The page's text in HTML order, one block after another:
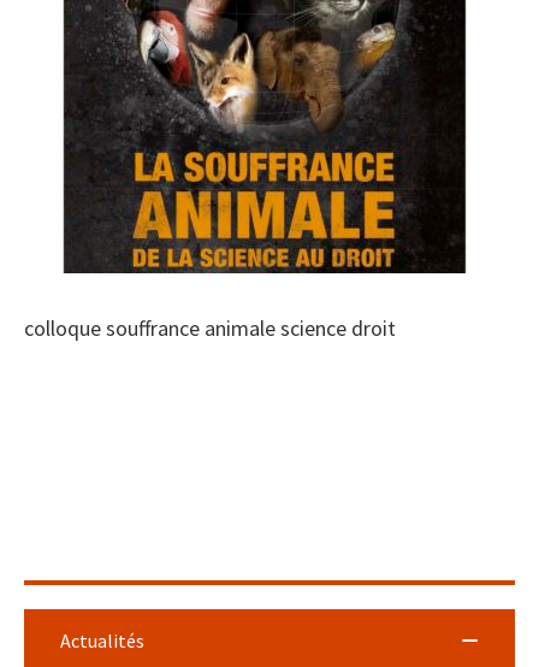
colloque souffrance animale science droit
Actualités